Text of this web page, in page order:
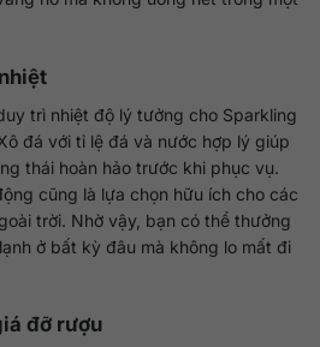
trì nhiệt độ lý tưởng cho Sparkling
đá với tỉ lệ đá và nước hợp lý giúp
thái hoàn hảo trước khi phục vụ.
cũng là lựa chọn hữu ích cho các
trời. Nhờ vậy, bạn có thể thưởng
ở bất kỳ đâu mà không lo mất đi
đỡ rượu